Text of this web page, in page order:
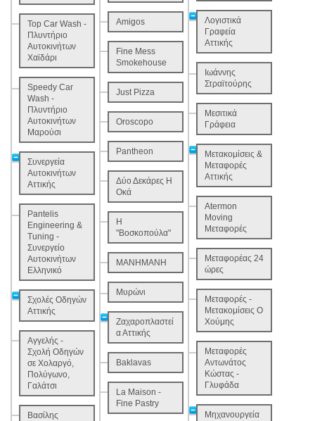
Top Car Wash -
Πλυντήριο
Αυτοκινήτων
Χαϊδάρι
Speedy Car
Wash -
Πλυντήριο
Αυτοκινήτων
Μαρούσι
Συνεργεία
Αυτοκινήτων
Αττικής
Pantelis
Engineering &
Tuning -
Συνεργείο
Αυτοκινήτων
Ελληνικό
Σχολές Οδηγών
Αττικής
Αγγελής -
Σχολή Οδηγών
σε Χολαργό,
Πολύγωνο,
Γαλάτσι
Βασίλης
Amigos
Fine Mess
Smokehouse
Just Pizza
Oroscopo
Pantheon
Δύο Δεκάρες Η
Οκά
Η
"Βοσκοπούλα"
ΜΑΝΗΜΑΝΗ
Μυρώνι
Ζαχαροπλαστεί
α Αττικής
Baklavas
La Maison -
Fine Pastry
Λογιστικά
Γραφεία
Αττικής
Ιωάννης
Στραϊτούρης
Μεσιτικά
Γράφεια
Μετακομίσεις &
Μεταφορές
Αττικής
Atermon
Moving
Μεταφορές
Μεταφορέας 24
ώρες
Μεταφορές -
Μετακομίσεις Ο
Χούμης
Μεταφορές
Αντωνάτος
Κώστας -
Γλυφάδα
Μηχανουργεία